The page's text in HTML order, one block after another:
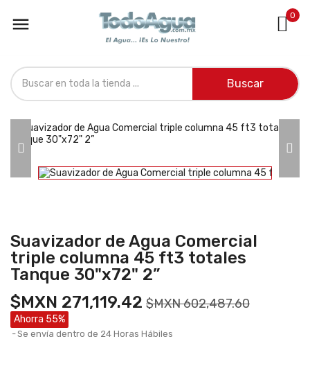
 0
Buscar
Suavizador de Agua Comercial
triple columna 45 ft3 totales
Tanque 30"x72" 2”
$MXN 271,119.42 $MXN 602,487.60
Ahorra 55%
Se envía dentro de 24 Horas Hábiles